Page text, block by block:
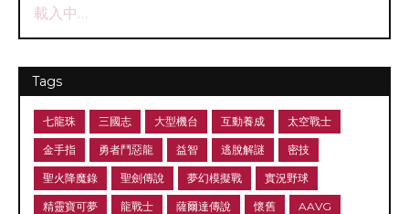
載入中…
Tags
七龍珠 三國志 大型機台 互動養成 太空戰士
金手指 勇者鬥惡龍 益智 逃脫解謎 密技
聖火降魔錄 聖劍傳說 夢幻模擬戰 實況野球
精靈寶可夢 龍戰士 薩爾達傳說 懷舊 AAVG